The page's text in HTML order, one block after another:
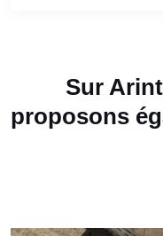
Sur
proposons